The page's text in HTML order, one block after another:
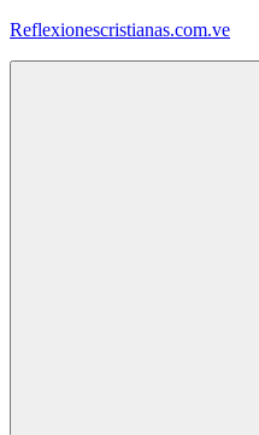
Saltar
Reflexionescristianas.com.ve